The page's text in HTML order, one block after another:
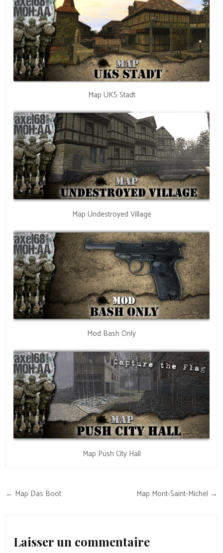
Map UKS Stadt
Map Undestroyed Village
Mod Bash Only
Map Push City Hall
Navigation
← Map Das Boot Map Mont-Saint-Michel →
Laisser un commentaire